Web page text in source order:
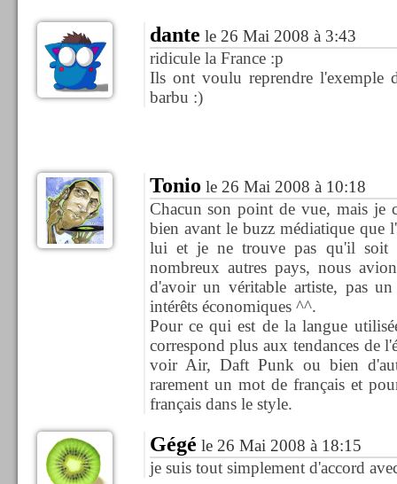
dante le 26 Mai 2008 à 3:43
ridicule la France :p
Ils ont voulu reprendre l'exemple
barbu :)
Tonio le 26 Mai 2008 à 10:18
Chacun son point de vue, mais je
bien avant le buzz médiatique que
lui et je ne trouve pas qu'il soit
nombreux autres pays, nous
d'avoir un véritable artiste, pas
intérêts économiques ^^.
Pour ce qui est de la langue
correspond plus aux tendances de
voir Air, Daft Punk ou bien
rarement un mot de français et
français dans le style.
Gégé le 26 Mai 2008 à 18:15
je suis tout simplement d'accord